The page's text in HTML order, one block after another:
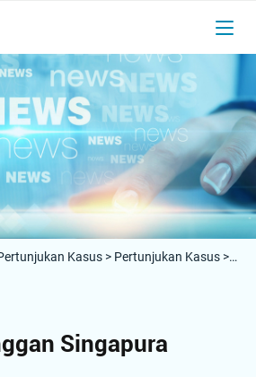
Kasus > Pertunjukan Kasus >
Singapura